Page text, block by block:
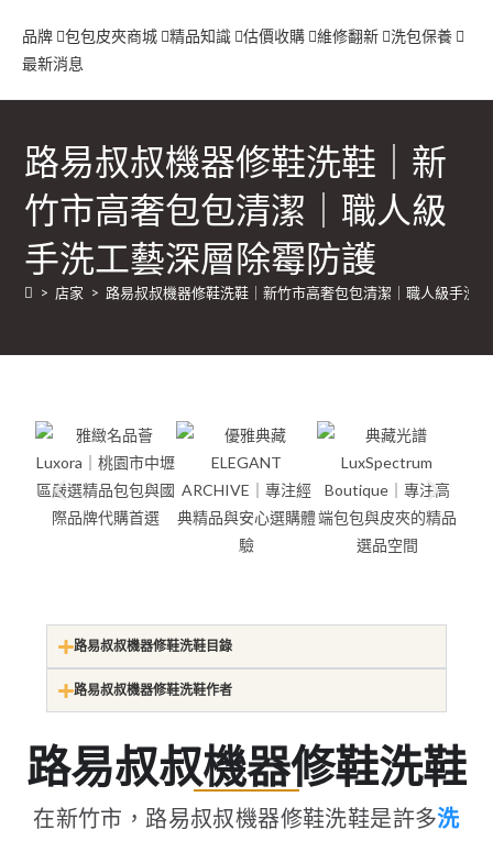
品牌 包包皮夾商城 精品知識 估價收購 維修翻新
洗包保養
最新消息
路易叔叔機器修鞋洗鞋｜新
竹市高奢包包清潔｜職人級
手洗工藝深層除霉防護
> 店家 > 路易叔叔機器修鞋洗鞋｜新竹市高奢包包清潔｜職人級手洗
路易叔叔機器修鞋洗鞋目錄
路易叔叔機器修鞋洗鞋作者
路易叔叔機器修鞋洗鞋
在新竹市，路易叔叔機器修鞋洗鞋是許多洗